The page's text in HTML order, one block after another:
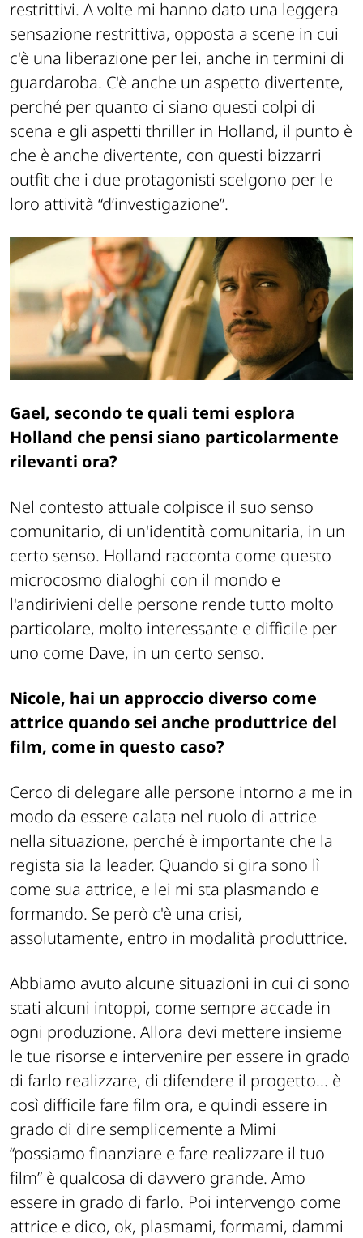
restrittivi. A volte mi hanno dato una leggera
sensazione restrittiva, opposta a scene in cui
c'è una liberazione per lei, anche in termini di
guardaroba. C'è anche un aspetto divertente,
perché per quanto ci siano questi colpi di
scena e gli aspetti thriller in Holland, il punto è
che è anche divertente, con questi bizzarri
outfit che i due protagonisti scelgono per le
loro attività “d’investigazione”.
Gael, secondo te quali temi esplora
Holland che pensi siano particolarmente
rilevanti ora?
Nel contesto attuale colpisce il suo senso
comunitario, di un'identità comunitaria, in un
certo senso. Holland racconta come questo
microcosmo dialoghi con il mondo e
l'andirivieni delle persone rende tutto molto
particolare, molto interessante e difficile per
uno come Dave, in un certo senso.
Nicole, hai un approccio diverso come
attrice quando sei anche produttrice del
film, come in questo caso?
Cerco di delegare alle persone intorno a me in
modo da essere calata nel ruolo di attrice
nella situazione, perché è importante che la
regista sia la leader. Quando si gira sono lì
come sua attrice, e lei mi sta plasmando e
formando. Se però c'è una crisi,
assolutamente, entro in modalità produttrice.
Abbiamo avuto alcune situazioni in cui ci sono
stati alcuni intoppi, come sempre accade in
ogni produzione. Allora devi mettere insieme
le tue risorse e intervenire per essere in grado
di farlo realizzare, di difendere il progetto... è
così difficile fare film ora, e quindi essere in
grado di dire semplicemente a Mimi
“possiamo finanziare e fare realizzare il tuo
film” è qualcosa di davvero grande. Amo
essere in grado di farlo. Poi intervengo come
attrice e dico, ok, plasmami, formami, dammi